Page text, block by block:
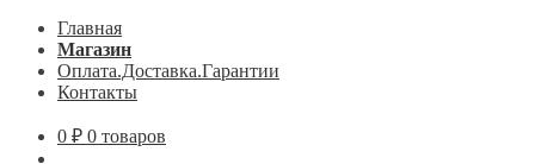
Главная
Магазин
Оплата.Доставка.Гарантии
Контакты
0 ₽ 0 товаров